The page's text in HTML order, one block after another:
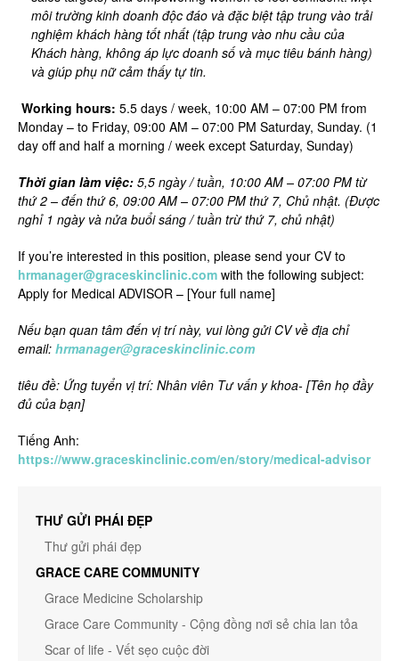
THƯ GỬI PHÁI ĐẸP
Thư gửi phái đẹp
GRACE CARE COMMUNITY
Grace Medicine Scholarship
Grace Care Community - Cộng đồng nơi sẻ chia lan tỏa
Scar of life - Vết sẹo cuộc đời
môi trường kinh doanh độc đáo và đặc biệt tập trung vào trải
nghiệm khách hàng tốt nhất (tập trung vào nhu cầu của
Khách hàng, không áp lực doanh số và mục tiêu bánh hàng)
và giúp phụ nữ cảm thấy tự tin.
Working hours: 5.5 days / week, 10:00 AM – 07:00 PM from
Monday – to Friday, 09:00 AM – 07:00 PM Saturday, Sunday. (1
day off and half a morning / week except Saturday, Sunday)
Thời gian làm việc: 5,5 ngày / tuần, 10:00 AM – 07:00 PM từ
thứ 2 – đến thứ 6, 09:00 AM – 07:00 PM thứ 7, Chủ nhật. (Được
nghỉ 1 ngày và nửa buổi sáng / tuần trừ thứ 7, chủ nhật)
If you’re interested in this position, please send your CV to
hrmanager@graceskinclinic.com with the following subject:
Apply for Medical ADVISOR – [Your full name]
Nếu bạn quan tâm đến vị trí này, vui lòng gửi CV về địa chỉ
email: hrmanager@graceskinclinic.com
tiêu đề: Ứng tuyển vị trí: Nhân viên Tư vấn y khoa- [Tên họ đầy
đủ của bạn]
Tiếng Anh:
https://www.graceskinclinic.com/en/story/medical-advisor